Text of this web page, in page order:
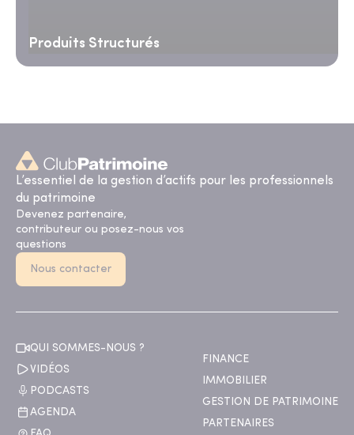
Produits Structurés
L’essentiel de la gestion d’actifs pour les professionnels
du patrimoine
Devenez partenaire,
contributeur ou posez-nous vos
questions
Nous contacter
QUI SOMMES-NOUS ?
VIDÉOS
PODCASTS
AGENDA
FINANCE
IMMOBILIER
GESTION DE PATRIMOINE
PARTENAIRES